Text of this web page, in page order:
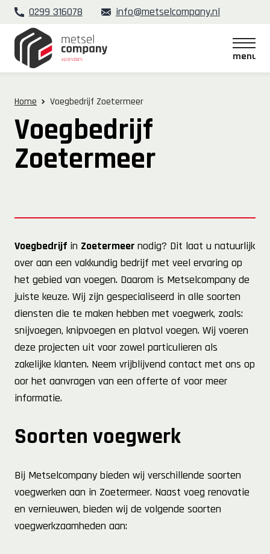
0299 316078 info@metselcompany.nl
menu
Home
Voegbedrijf Zoetermeer
Voegbedrijf
Zoetermeer
Voegbedrijf in Zoetermeer nodig? Dit laat u natuurlijk
over aan een vakkundig bedrijf met veel ervaring op
het gebied van voegen. Daarom is Metselcompany de
juiste keuze. Wij zijn gespecialiseerd in alle soorten
diensten die te maken hebben met voegwerk, zoals:
snijvoegen, knipvoegen en platvol voegen. Wij voeren
deze projecten uit voor zowel particulieren als
zakelijke klanten. Neem vrijblijvend contact met ons op
oor het aanvragen van een offerte of voor meer
informatie.
Soorten voegwerk
Bij Metselcompany bieden wij verschillende soorten
voegwerken aan in Zoetermeer. Naast voeg renovatie
en vernieuwen, bieden wij de volgende soorten
voegwerkzaamheden aan: